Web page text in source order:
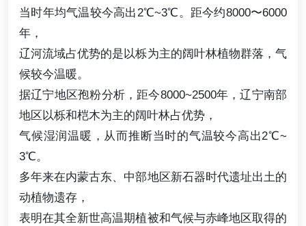
当时年均气温较今高出2℃~3℃。距今约8000〜6000
年，
辽河流域占优势的是以栎为主的阔叶林植物群落，气
候较今温暖。
据辽宁地区孢粉分析，距今8000~2500年，辽宁南部
地区以栎和桤木为主的阔叶林占优势，
气候湿润温暖，从而推断当时的气温较今高出2℃~
3℃。
多年来在内蒙古东、中部地区新石器时代遗址出土的
动植物遗存，
表明在其全新世高温期植被和气候与赤峰地区取得的